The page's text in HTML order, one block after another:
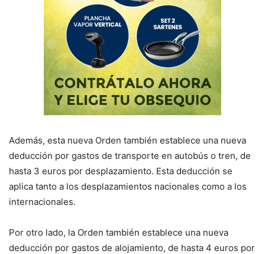
Además, esta nueva Orden también establece una nueva
deducción por gastos de transporte en autobús o tren, de
hasta 3 euros por desplazamiento. Esta deducción se
aplica tanto a los desplazamientos nacionales como a los
internacionales.
Por otro lado, la Orden también establece una nueva
deducción por gastos de alojamiento, de hasta 4 euros por